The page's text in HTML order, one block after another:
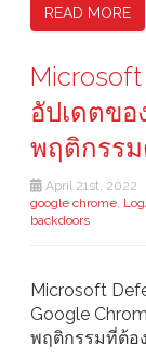
READ MORE
อัปเดตขอ
พฤติกรร
April 21st, 2022
google chrome,
backdoors
Microsoft
Google
พฤติกรรมที่ต้อ